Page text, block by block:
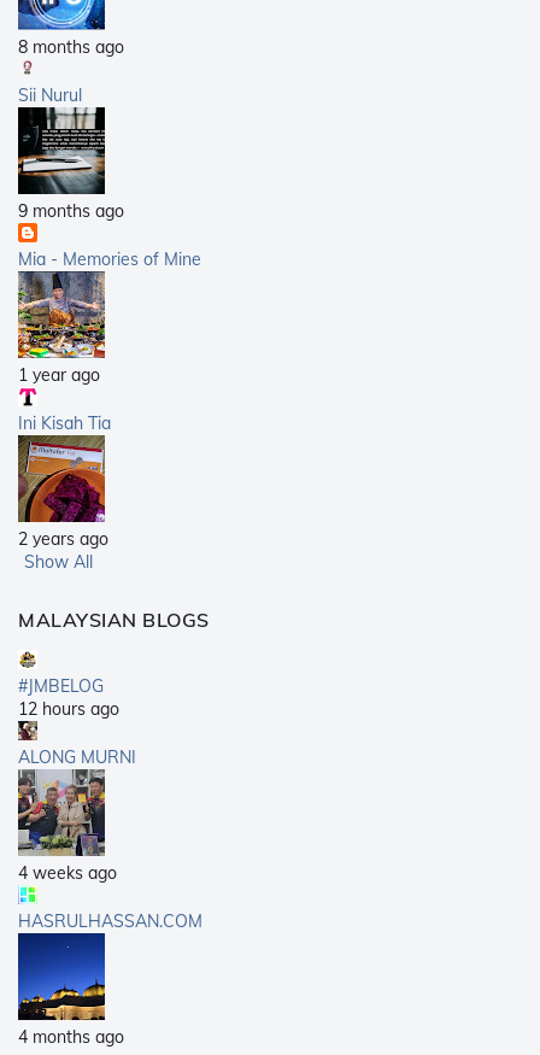
8 months ago
Sii Nurul
9 months ago
Mia - Memories of Mine
1 year ago
Ini Kisah Tia
2 years ago
Show All
MALAYSIAN BLOGS
#JMBELOG
12 hours ago
ALONG MURNI
4 weeks ago
HASRULHASSAN.COM
4 months ago